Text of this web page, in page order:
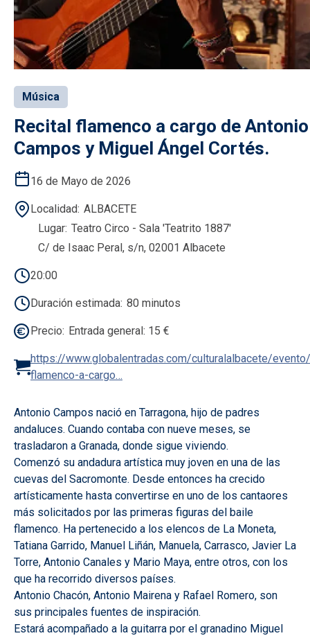
Música
Recital flamenco a cargo de Antonio
Campos y Miguel Ángel Cortés.
16 de Mayo de 2026
Localidad ALBACETE
Lugar Teatro Circo - Sala 'Teatrito 1887'
C/ de Isaac Peral, s/n, 02001 Albacete
20:00
Duración estimada 80 minutos
Precio Entrada general: 15 €
https://www.globalentradas.com/culturalalbacete/
flamenco-a-cargo…
Antonio Campos nació en Tarragona, hijo de padres
andaluces. Cuando contaba con nueve meses, se
trasladaron a Granada, donde sigue viviendo.
Comenzó su andadura artística muy joven en una de las
cuevas del Sacromonte. Desde entonces ha crecido
artísticamente hasta convertirse en uno de los cantaores
más solicitados por las primeras figuras del baile
flamenco. Ha pertenecido a los elencos de La Moneta,
Tatiana Garrido, Manuel Liñán, Manuela, Carrasco, Javier La
Torre, Antonio Canales y Mario Maya, entre otros, con los
que ha recorrido diversos países.
Antonio Chacón, Antonio Mairena y Rafael Romero, son
sus principales fuentes de inspiración.
Estará acompañado a la guitarra por el granadino Miguel